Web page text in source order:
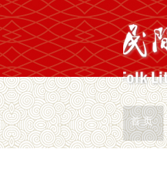
首 页